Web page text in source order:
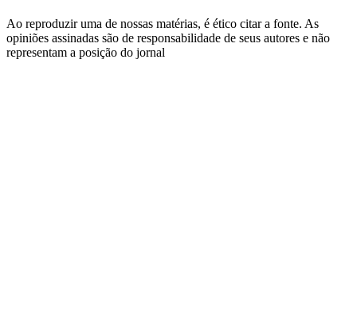
Ao reproduzir uma de nossas matérias, é ético citar a fonte. As
opiniões assinadas são de responsabilidade de seus autores e não
representam a posição do jornal